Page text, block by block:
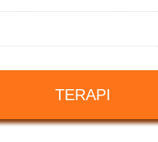
TERAPI